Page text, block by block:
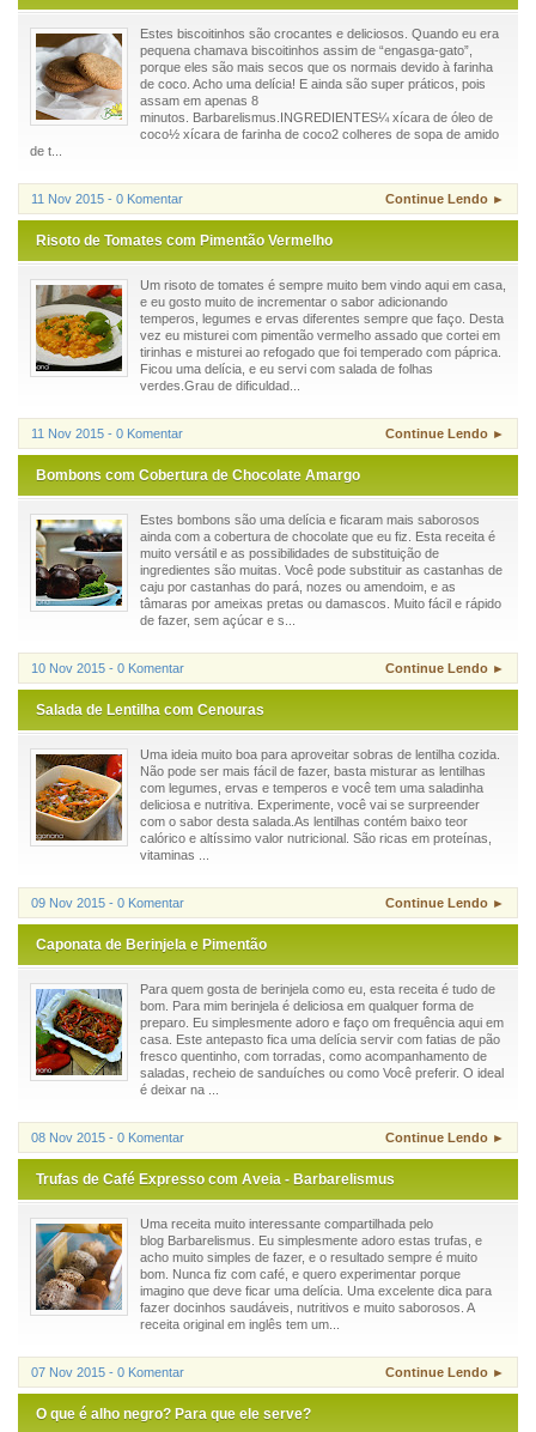
Estes biscoitinhos são crocantes e deliciosos. Quando eu era
pequena chamava biscoitinhos assim de “engasga-gato”,
porque eles são mais secos que os normais devido à farinha
de coco. Acho uma delícia! E ainda são super práticos, pois
assam em apenas 8
minutos. Barbarelismus.INGREDIENTES¼ xícara de óleo de
coco½ xícara de farinha de coco2 colheres de sopa de amido
de t...
11 Nov 2015 - 0 Komentar Continue Lendo ►
Risoto de Tomates com Pimentão Vermelho
Um risoto de tomates é sempre muito bem vindo aqui em casa,
e eu gosto muito de incrementar o sabor adicionando
temperos, legumes e ervas diferentes sempre que faço. Desta
vez eu misturei com pimentão vermelho assado que cortei em
tirinhas e misturei ao refogado que foi temperado com páprica.
Ficou uma delícia, e eu servi com salada de folhas
verdes.Grau de dificuldad...
11 Nov 2015 - 0 Komentar Continue Lendo ►
Bombons com Cobertura de Chocolate Amargo
Estes bombons são uma delícia e ficaram mais saborosos
ainda com a cobertura de chocolate que eu fiz. Esta receita é
muito versátil e as possibilidades de substituição de
ingredientes são muitas. Você pode substituir as castanhas de
caju por castanhas do pará, nozes ou amendoim, e as
tâmaras por ameixas pretas ou damascos. Muito fácil e rápido
de fazer, sem açúcar e s...
10 Nov 2015 - 0 Komentar Continue Lendo ►
Salada de Lentilha com Cenouras
Uma ideia muito boa para aproveitar sobras de lentilha cozida.
Não pode ser mais fácil de fazer, basta misturar as lentilhas
com legumes, ervas e temperos e você tem uma saladinha
deliciosa e nutritiva. Experimente, você vai se surpreender
com o sabor desta salada.As lentilhas contém baixo teor
calórico e altíssimo valor nutricional. São ricas em proteínas,
vitaminas ...
09 Nov 2015 - 0 Komentar Continue Lendo ►
Caponata de Berinjela e Pimentão
Para quem gosta de berinjela como eu, esta receita é tudo de
bom. Para mim berinjela é deliciosa em qualquer forma de
preparo. Eu simplesmente adoro e faço om frequência aqui em
casa. Este antepasto fica uma delícia servir com fatias de pão
fresco quentinho, com torradas, como acompanhamento de
saladas, recheio de sanduíches ou como Você preferir. O ideal
é deixar na ...
08 Nov 2015 - 0 Komentar Continue Lendo ►
Trufas de Café Expresso com Aveia - Barbarelismus
Uma receita muito interessante compartilhada pelo
blog Barbarelismus. Eu simplesmente adoro estas trufas, e
acho muito simples de fazer, e o resultado sempre é muito
bom. Nunca fiz com café, e quero experimentar porque
imagino que deve ficar uma delícia. Uma excelente dica para
fazer docinhos saudáveis, nutritivos e muito saborosos. A
receita original em inglês tem um...
07 Nov 2015 - 0 Komentar Continue Lendo ►
O que é alho negro? Para que ele serve?